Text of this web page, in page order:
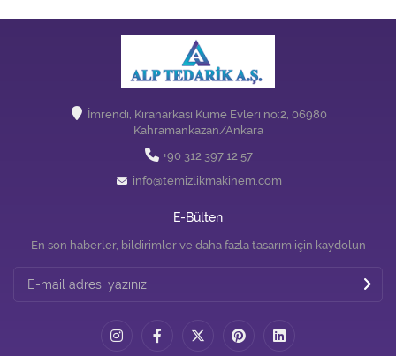
İmrendi, Kıranarkası Küme Evleri no:2, 06980
Kahramankazan/Ankara
+90 312 397 12 57
info@temizlikmakinem.com
E-Bülten
En son haberler, bildirimler ve daha fazla tasarım için kaydolun